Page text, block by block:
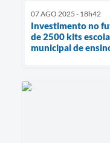
07 AGO 2025 - 18h42
Investimento no
de 2500 kits
municipal de